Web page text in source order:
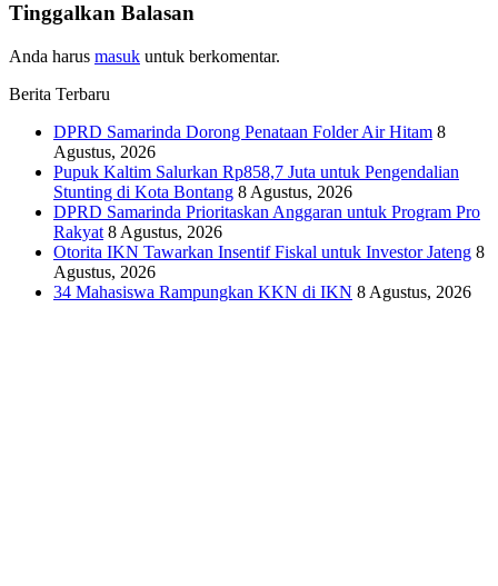
Tinggalkan Balasan
Anda harus masuk untuk berkomentar.
Berita Terbaru
DPRD Samarinda Dorong Penataan Folder Air Hitam 8
Agustus, 2026
Pupuk Kaltim Salurkan Rp858,7 Juta untuk Pengendalian
Stunting di Kota Bontang 8 Agustus, 2026
DPRD Samarinda Prioritaskan Anggaran untuk Program Pro
Rakyat 8 Agustus, 2026
Otorita IKN Tawarkan Insentif Fiskal untuk Investor Jateng 8
Agustus, 2026
34 Mahasiswa Rampungkan KKN di IKN 8 Agustus, 2026